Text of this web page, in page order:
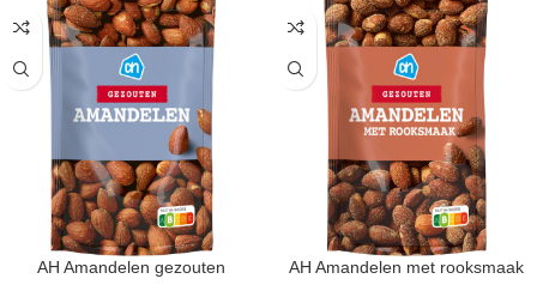
AH Amandelen gezouten AH Amandelen met rooksmaak